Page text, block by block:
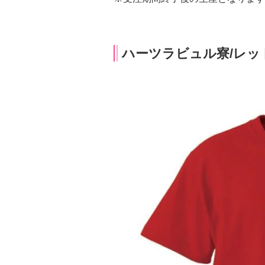
ハーツラビュル寮/レッ